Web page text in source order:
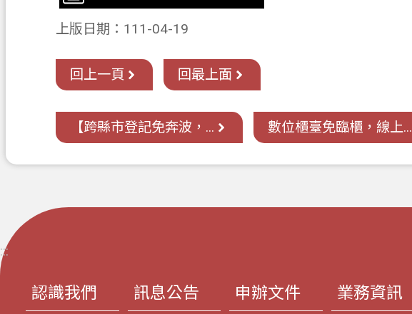
上版日期：111-04-19
回上一頁 回最上面
【跨縣市登記免奔波，... 數位櫃臺免臨櫃，線上...
:::
認識我們 訊息公告 申辦文件 業務資訊